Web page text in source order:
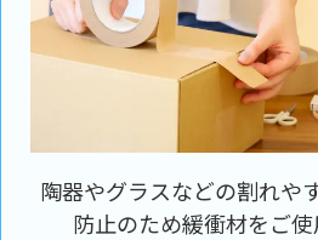
陶器やグラスなどの割れや
防止のため緩衝材をご使